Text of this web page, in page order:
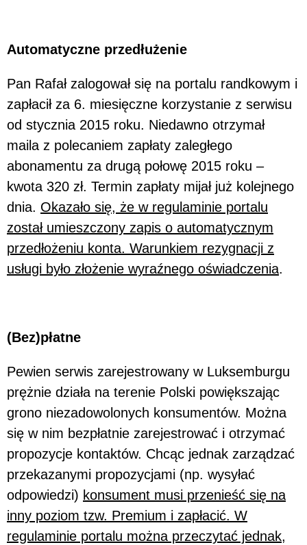
Automatyczne przedłużenie
Pan Rafał zalogował się na portalu randkowym i
zapłacił za 6. miesięczne korzystanie z serwisu
od stycznia 2015 roku. Niedawno otrzymał
maila z polecaniem zapłaty zaległego
abonamentu za drugą połowę 2015 roku –
kwota 320 zł. Termin zapłaty mijał już kolejnego
dnia. Okazało się, że w regulaminie portalu
został umieszczony zapis o automatycznym
przedłożeniu konta. Warunkiem rezygnacji z
usługi było złożenie wyraźnego oświadczenia.
(Bez)płatne
Pewien serwis zarejestrowany w Luksemburgu
prężnie działa na terenie Polski powiększając
grono niezadowolonych konsumentów. Można
się w nim bezpłatnie zarejestrować i otrzymać
propozycje kontaktów. Chcąc jednak zarządzać
przekazanymi propozycjami (np. wysyłać
odpowiedzi) konsument musi przenieść się na
inny poziom tzw. Premium i zapłacić. W
regulaminie portalu można przeczytać jednak,